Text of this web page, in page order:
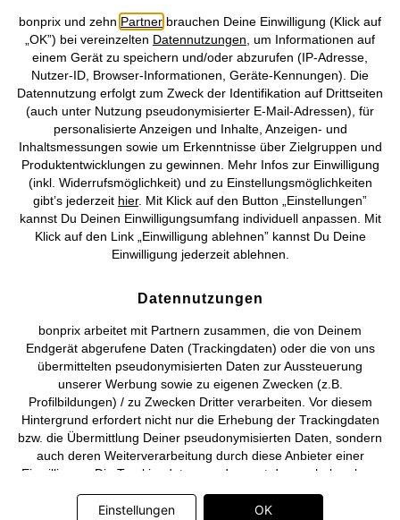
Preisangaben inkl. gesetzl. MwSt. und zzgl.
Service- &
Versandkosten
AGB Datenschutz Cookie-Einstellungen Impressum
Vertrag widerrufen
©2026 bonprix.Alle Rechte vorbehalten.
Deutsch Français
bonprix und zehn Partner brauchen Deine Einwilligung (Klick auf
„OK”) bei vereinzelten Datennutzungen , um Informationen auf
einem Gerät zu speichern und/oder abzurufen (IP-Adresse,
Nutzer-ID, Browser-Informationen, Geräte-Kennungen). Die
Datennutzung erfolgt zum Zweck der Identifikation auf Drittseiten
(auch unter Nutzung pseudonymisierter E-Mail-Adressen), für
personalisierte Anzeigen und Inhalte, Anzeigen- und
Inhaltsmessungen sowie um Erkenntnisse über Zielgruppen und
Produktentwicklungen zu gewinnen. Mehr Infos zur Einwilligung
(inkl. Widerrufsmöglichkeit) und zu Einstellungsmöglichkeiten
gibt’s jederzeit hier. Mit Klick auf den Button „Einstellungen”
kannst Du Deinen Einwilligungsumfang individuell anpassen. Mit
Klick auf den Link „Einwilligung ablehnen” kannst Du Deine
Einwilligung jederzeit ablehnen.
Datennutzungen
bonprix arbeitet mit Partnern zusammen, die von Deinem
Endgerät abgerufene Daten (Trackingdaten) oder die von uns
übermittelten pseudonymisierten Daten zur Aussteuerung
unserer Werbung sowie zu eigenen Zwecken (z.B.
Profilbildungen) / zu Zwecken Dritter verarbeiten. Vor diesem
Hintergrund erfordert nicht nur die Erhebung der Trackingdaten
bzw. die Übermittlung Deiner pseudonymisierten Daten, sondern
auch deren Weiterverarbeitung durch diese Anbieter einer
Einwilligung. Die Trackingdaten werden erst dann erhoben bzw.
Deine pseudonymisierten Daten erst dann übermittelt, wenn Du
auf den in dem Banner auf bonprix.de wiedergebenden Button
Einstellungen OK